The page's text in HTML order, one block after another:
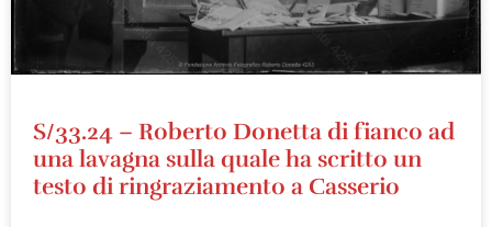
S/33.24 – Roberto Donetta di fianco ad
una lavagna sulla quale ha scritto un
testo di ringraziamento a Casserio